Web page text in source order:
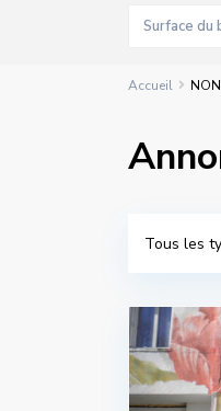
Accueil
Tous les